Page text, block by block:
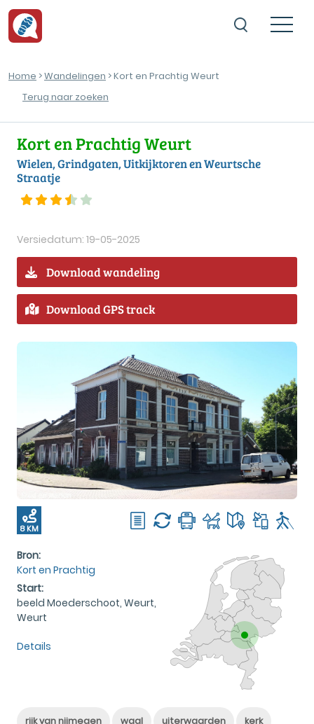
Home >Wandelingen > Kort en Prachtig Weurt
Terug naar zoeken
Kort en Prachtig Weurt
Wielen, Grindgaten, Uitkijktoren en Weurtsche
Straatje
Versiedatum: 19-05-2025
Download wandeling
Download GPS track
8 KM
Bron:
Kort en Prachtig
Start:
beeld Moederschoot, Weurt,
Weurt
Details
rijk van nijmegen waal uiterwaarden kerk